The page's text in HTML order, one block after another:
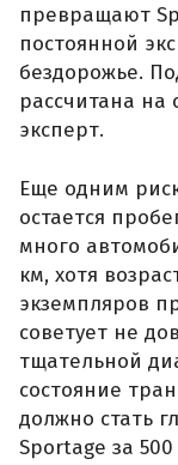
превращают
постоянной
бездорожье.
рассчитана на
эксперт.
Еще одним
остается
много
км, хотя
экземпляров
советует не
тщательной
состояние
должно стать
Sportage за